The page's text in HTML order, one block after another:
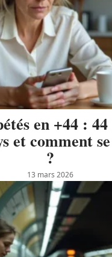
en +44 :
et comment
?
13 mars 2026